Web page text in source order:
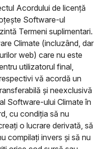
Acordului de licență
Software-ul
Termeni suplimentari.
Climate (incluzând, dar
web) care nu este
utilizatorul final,
vă acordă un
și neexclusivă
Software-ului Climate în
cu condiția să nu
o lucrare derivată, să
compilați invers și să nu